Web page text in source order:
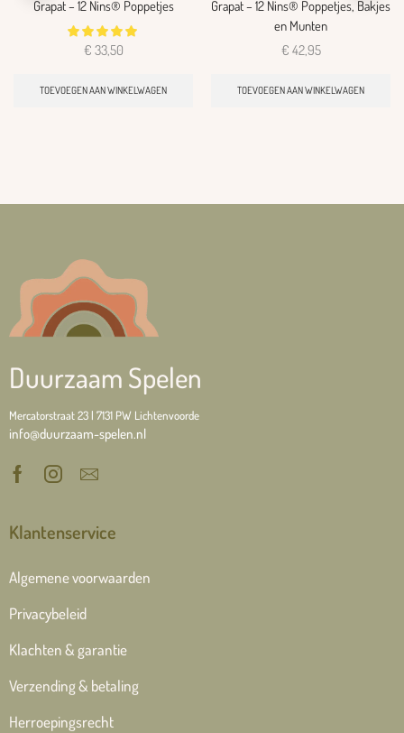
Grapat – 12 Nins® Poppetjes
€ 33,50
TOEVOEGEN AAN WINKELWAGEN
Grapat – 12 Nins® Poppetjes, Bakjes
en Munten
€ 42,95
TOEVOEGEN AAN WINKELWAGEN
Duurzaam Spelen
Mercatorstraat 23 | 7131 PW Lichtenvoorde
info@duurzaam-spelen.nl
Klantenservice
Algemene voorwaarden
Privacybeleid
Klachten & garantie
Verzending & betaling
Herroepingsrecht